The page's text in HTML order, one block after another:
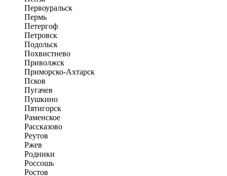
Первоуральск
Пермь
Петергоф
Петровск
Подольск
Похвистнево
Приволжск
Приморско-Ахтарск
Псков
Пугачев
Пушкино
Пятигорск
Раменское
Рассказово
Реутов
Ржев
Родники
Россошь
Ростов